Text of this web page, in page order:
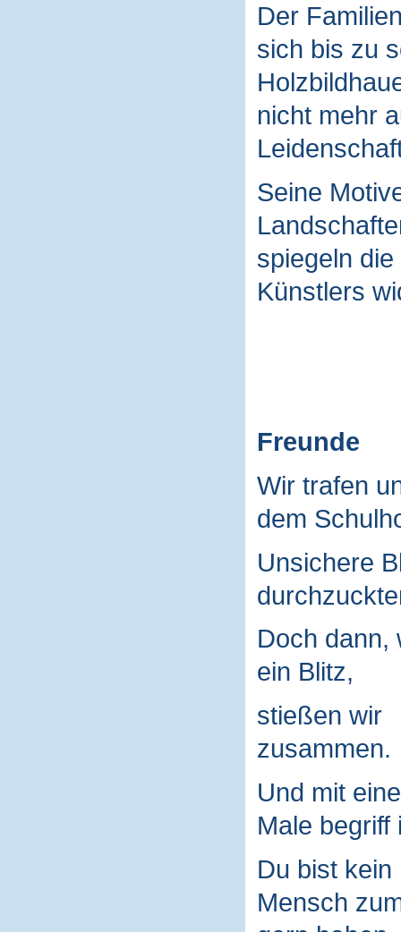
Der
sich bis zu
nicht mehr
Seine
spiegeln
Künstlers
Freunde
Wir trafen
dem
Unsichere
Doch dann,
ein Blitz,
stießen wir
zusammen.
Und mit
Male begriff
Du bist kein
Mensch